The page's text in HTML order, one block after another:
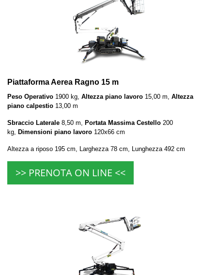
Piattaforma Aerea Ragno 15 m
Peso Operativo 1900 kg, Altezza piano lavoro 15,00 m, Altezza
piano calpestio 13,00 m
Sbraccio Laterale 8,50 m, Portata Massima Cestello 200
kg, Dimensioni piano lavoro 120x66 cm
Altezza a riposo 195 cm, Larghezza 78 cm, Lunghezza 492 cm
>> PRENOTA ON LINE <<